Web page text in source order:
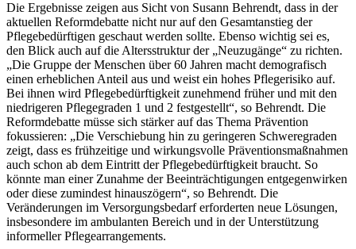
Die Ergebnisse zeigen aus Sicht von Susann Behrendt, dass in der
aktuellen Reformdebatte nicht nur auf den Gesamtanstieg der
Pflegebedürftigen geschaut werden sollte. Ebenso wichtig sei es,
den Blick auch auf die Altersstruktur der „Neuzugänge“ zu richten.
„Die Gruppe der Menschen über 60 Jahren macht demografisch
einen erheblichen Anteil aus und weist ein hohes Pflegerisiko auf.
Bei ihnen wird Pflegebedürftigkeit zunehmend früher und mit den
niedrigeren Pflegegraden 1 und 2 festgestellt“, so Behrendt. Die
Reformdebatte müsse sich stärker auf das Thema Prävention
fokussieren: „Die Verschiebung hin zu geringeren Schweregraden
zeigt, dass es frühzeitige und wirkungsvolle Präventionsmaßnahmen
auch schon ab dem Eintritt der Pflegebedürftigkeit braucht. So
könnte man einer Zunahme der Beeinträchtigungen entgegenwirken
oder diese zumindest hinauszögern“, so Behrendt. Die
Veränderungen im Versorgungsbedarf erforderten neue Lösungen,
insbesondere im ambulanten Bereich und in der Unterstützung
informeller Pflegearrangements.